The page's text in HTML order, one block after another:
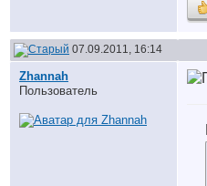
07.09.2011, 16:14
Zhannah
Пользователь